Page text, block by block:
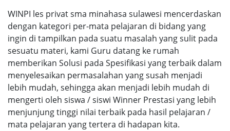
WINPI les privat sma minahasa sulawesi mencerdaskan
dengan kategori per-mata pelajaran di bidang yang
ingin di tampilkan pada suatu masalah yang sulit pada
sesuatu materi, kami Guru datang ke rumah
memberikan Solusi pada Spesifikasi yang terbaik dalam
menyelesaikan permasalahan yang susah menjadi
lebih mudah, sehingga akan menjadi lebih mudah di
mengerti oleh siswa / siswi Winner Prestasi yang lebih
menjunjung tinggi nilai terbaik pada hasil pelajaran /
mata pelajaran yang tertera di hadapan kita.